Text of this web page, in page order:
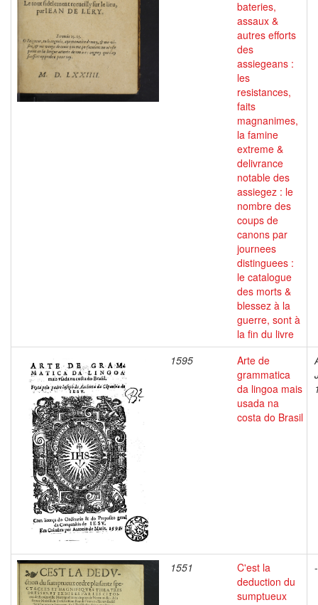
bateries,
assaux &
autres efforts
des
assiegeans :
les
resistances,
faits
magnanimes,
la famine
extreme &
delivrance
notable des
assiegez : le
nombre des
coups de
canons par
journees
distinguees :
le catalogue
des morts &
blessez à la
guerre, sont à
la fin du livre
1595
Arte de
grammatica
da lingoa mais
usada na
costa do Brasil
1551
C'est la
deduction du
sumptueux
-